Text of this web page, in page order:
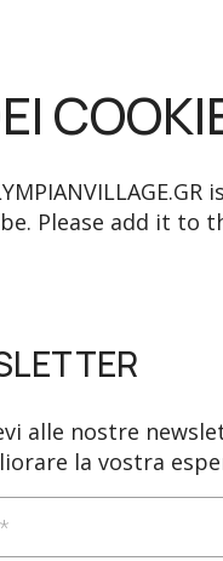
Please add it
alle nostre
la vostra